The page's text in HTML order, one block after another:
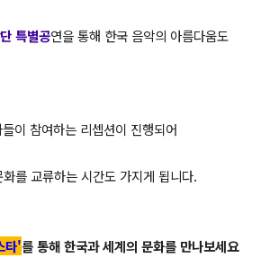
특별공연을 통해 한국 음악의 아름다움도
이 참여하는 리셉션이 진행되어
를 교류하는 시간도 가지게 됩니다.
타'를 통해 한국과 세계의 문화를 만나보세요